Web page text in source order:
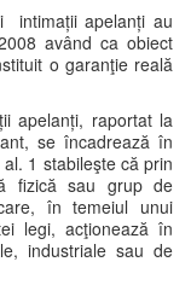
intimații apelanți au
având ca obiect
o garanţie reală
apelanți, raportat la
se încadrează în
1 stabileşte că prin
fizică sau grup de
în temeiul unui
legi, acţionează în
industriale sau de